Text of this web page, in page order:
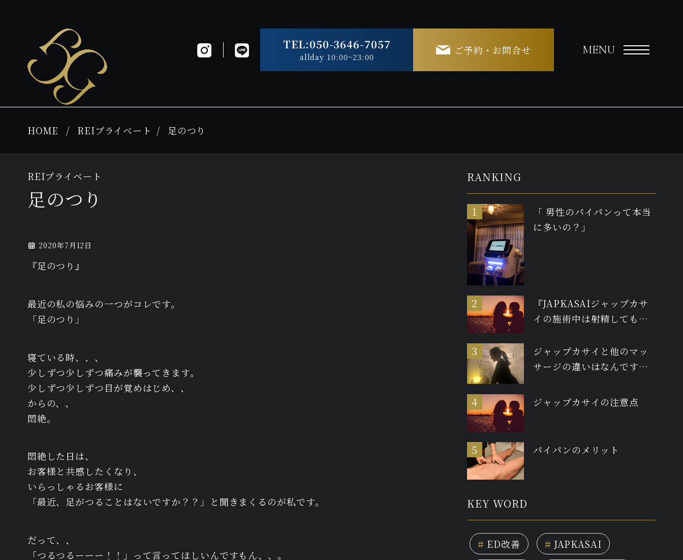
TEL:050-3646-7057
allday 10:00~23:00
ご予約・お問合せ MENU
HOME REIプライベート 足のつり
REIプライベート
足のつり
2020年7月12日
『足のつり』
最近の私の悩みの一つがコレです。
「足のつり」
寝ている時、、、
少しずつ少しずつ痛みが襲ってきます。
少しずつ少しずつ目が覚めはじめ、、
からの、、
悶絶。
悶絶した日は、
お客様と共感したくなり、
いらっしゃるお客様に
「最近、足がつることはないですか？？」と聞きまくるのが私です。
だって、、
「つるつるーーー！！」って言ってほしいんですもん、、。
RANKING
「 男性のパイパンって本当
に多いの？」
『JAPKASAIジャップカサ
イの施術中は射精しても大
ジャップカサイと他のマッ
サージの違いはなんです
ジャップカサイの注意点
パイパンのメリット
KEY WORD
# ED改善 # JAPKASAI